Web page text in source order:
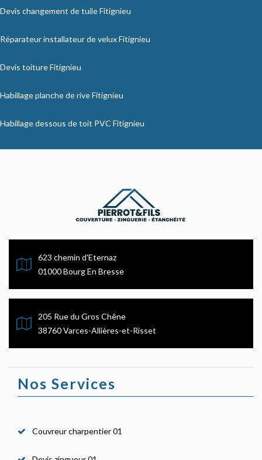
Devis changement de tuile Fitignieu
Réparateur installateur de velux Fitignieu
Devis toiture Fitignieu
Habillage planche de rive Fitignieu
Habillage dessous de toit PVC Fitignieu
623 chemin d'Eternaz
01000 Bourg En Bresse
205 Rue du Gros Chêne
38760 Varces-Allières-et-Risset
Nos Services
Couvreur charpentier 01